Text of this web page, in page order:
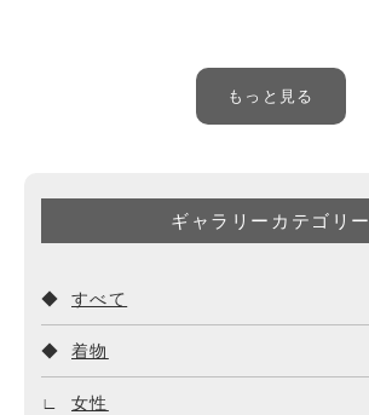
もっと見る
ギャラリーカテゴリー
すべて
着物
女性